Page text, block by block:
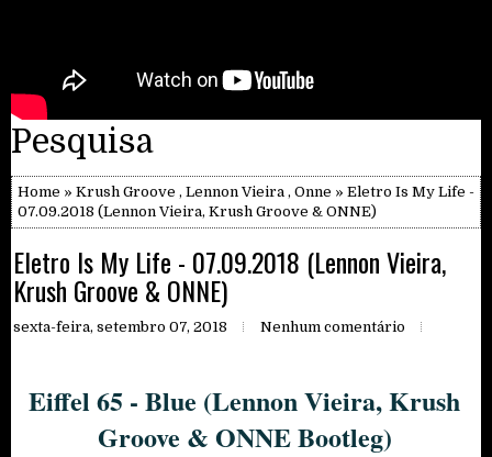
Pesquisa
Home » Krush Groove , Lennon Vieira , Onne » Eletro Is My Life -
07.09.2018 (Lennon Vieira, Krush Groove & ONNE)
Eletro Is My Life - 07.09.2018 (Lennon Vieira,
Krush Groove & ONNE)
sexta-feira, setembro 07, 2018 Nenhum comentário
Eiffel 65 - Blue (Lennon Vieira, Krush
Groove & ONNE Bootleg)